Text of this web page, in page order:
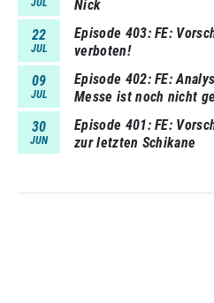
JUL
Nick
22
JUL
Episode 403 FE:
verboten!
09
JUL
Episode 402 FE:
Messe ist noch nicht
30
JUN
Episode 401 FE:
zur letzten Schikane